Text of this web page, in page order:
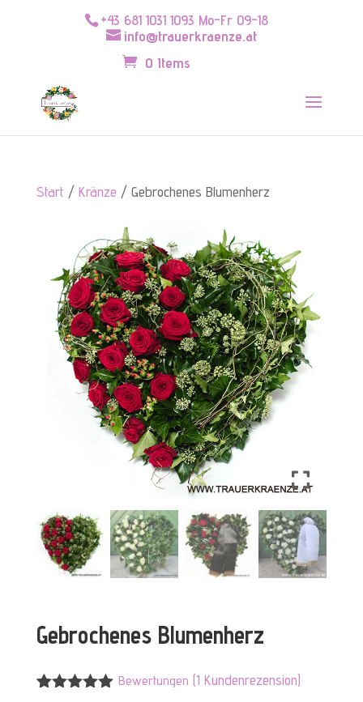
+43 681 1031 1093 Mo-Fr 09-18
info@trauerkraenze.at
0 Items
Start / Kränze / Gebrochenes Blumenherz
Gebrochenes Blumenherz
Bewertungen (1 Kundenrezension)